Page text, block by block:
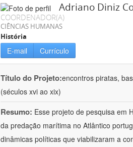
Adriano Diniz
COORDENADOR(A)
CIÊNCIAS HUMANAS
História
E-mail Currículo
Título do Projeto:encontros piratas,
(séculos xvi ao xix)
Resumo: Esse projeto de pesquisa em
da predação marítima no Atlântico
dinâmicas políticas que viabilizaram a